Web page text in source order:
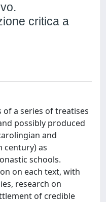
critica a
a series of treatises
possibly produced
and
century) as
schools.
on each text, with
research on
of credible